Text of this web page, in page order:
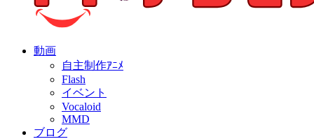
個人制作アニメを中心とした動画紹介ブログ
動画
自主制作ｱﾆﾒ
Flash
イベント
Vocaloid
MMD
ブログ